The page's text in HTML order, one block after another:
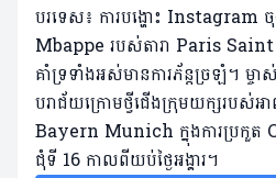
បរទេស៖ ការបង្ហោះ
Mbappe របស់តារា Paris Saint
គាំទ្រទាំងអស់មានការភ័ន្តច្រឡំ។ ម្
បរាជ័យក្រោមថ្វីជើងក្រុមយក្សរបស់
Bayern Munich ក្នុងការប្រកួ
ជុំទី 16 កាលពីយប់ថ្ងៃអង្គារ។